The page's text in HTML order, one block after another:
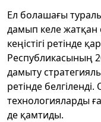
Ел болашағы
дамып келе жатқан
кеңістігі ретінде
Республикасының
дамыту
ретінде
технологияларды
де қамтиды.